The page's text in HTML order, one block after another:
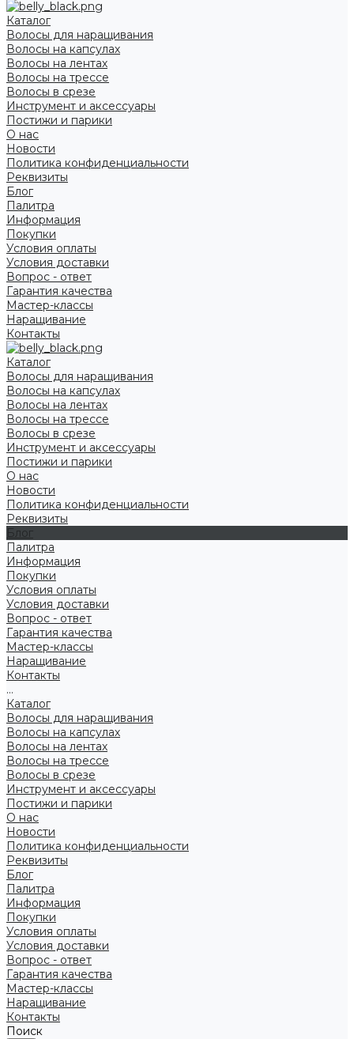
Каталог
Волосы для наращивания
Волосы на капсулах
Волосы на лентах
Волосы на трессе
Волосы в срезе
Инструмент и аксессуары
Постижи и парики
О нас
Новости
Политика конфиденциальности
Реквизиты
Блог
Палитра
Информация
Покупки
Условия оплаты
Условия доставки
Вопрос - ответ
Гарантия качества
Мастер-классы
Наращивание
Контакты
Каталог
Волосы для наращивания
Волосы на капсулах
Волосы на лентах
Волосы на трессе
Волосы в срезе
Инструмент и аксессуары
Постижи и парики
О нас
Новости
Политика конфиденциальности
Реквизиты
Блог
Палитра
Информация
Покупки
Условия оплаты
Условия доставки
Вопрос - ответ
Гарантия качества
Мастер-классы
Наращивание
Контакты
...
Каталог
Волосы для наращивания
Волосы на капсулах
Волосы на лентах
Волосы на трессе
Волосы в срезе
Инструмент и аксессуары
Постижи и парики
О нас
Новости
Политика конфиденциальности
Реквизиты
Блог
Палитра
Информация
Покупки
Условия оплаты
Условия доставки
Вопрос - ответ
Гарантия качества
Мастер-классы
Наращивание
Контакты
Поиск